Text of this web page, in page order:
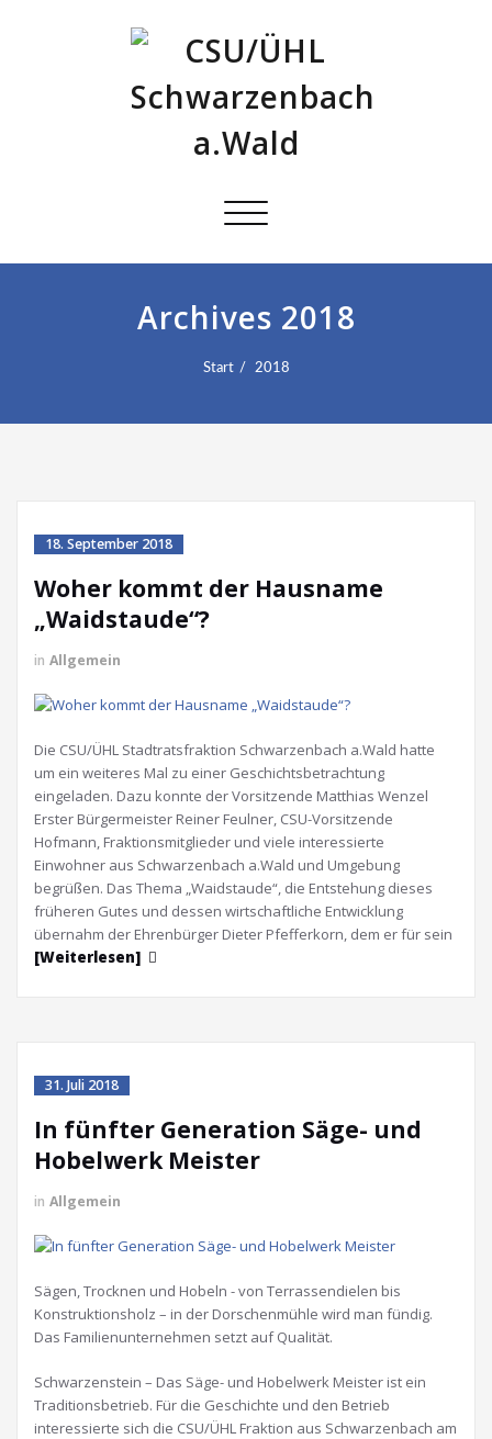
Schalte
Archives 2018
Start 2018
18. September 2018
Woher kommt der Hausname
„Waidstaude“?
in Allgemein
Die CSU/ÜHL Stadtratsfraktion Schwarzenbach a.Wald hatte
um ein weiteres Mal zu einer Geschichtsbetrachtung
eingeladen. Dazu konnte der Vorsitzende Matthias Wenzel
Erster Bürgermeister Reiner Feulner, CSU-Vorsitzende
Hofmann, Fraktionsmitglieder und viele interessierte
Einwohner aus Schwarzenbach a.Wald und Umgebung
begrüßen. Das Thema „Waidstaude“, die Entstehung dieses
früheren Gutes und dessen wirtschaftliche Entwicklung
übernahm der Ehrenbürger Dieter Pfefferkorn, dem er für sein
[Weiterlesen]
31. Juli 2018
In fünfter Generation Säge- und
Hobelwerk Meister
in Allgemein
Sägen, Trocknen und Hobeln - von Terrassendielen bis
Konstruktionsholz – in der Dorschenmühle wird man fündig.
Das Familienunternehmen setzt auf Qualität.
Schwarzenstein – Das Säge- und Hobelwerk Meister ist ein
Traditionsbetrieb. Für die Geschichte und den Betrieb
interessierte sich die CSU/ÜHL Fraktion aus Schwarzenbach am